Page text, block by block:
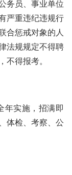
务员、事业单位
严重违纪违规行
合惩戒对象的人
法规规定不得聘
不得报考。
年实施，招满即
体检、考察、公